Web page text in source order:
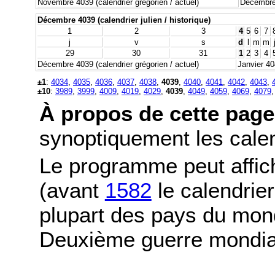
Novembre 4039 (calendrier grégorien / actuel)
Décembre 4039 (calendrier julien / historique)
1
2 3 4 5 6 7
j
v s d l m m j
29
30 31 1 2 3 4
Décembre 4039 (calendrier grégorien / actuel)
Janvier
±1: 4034 4035 4036 4037 4038 4039 4040 4041 4042 4043
±10: 3989 3999 4009 4019 4029 4039 4049 4059 4069 4079
À propos de cette page
synoptiquement les
Le programme peut
(avant 1582 le
plupart des pays du
Deuxième guerre